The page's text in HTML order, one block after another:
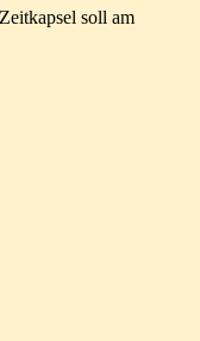
soll am